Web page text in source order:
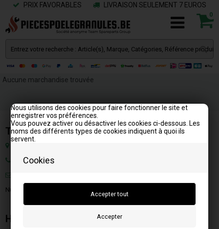
Cookies
Nous utilisons des cookies pour faire fonctionner le site et
enregistrer vos préférences.
Vous pouvez activer ou désactiver les cookies ci-dessous. Les
noms des différents types de cookies indiquent à quoi ils
servent.
PRIX FAVORABLES LIVRAISON SEULEMENT 7 EUROS
0
Aucune marchandise trouvée
Team SpareParts Group ApS
Tél: +33 1 83 79 00 18
Numéro Fiscal: DK-35862803
HEURES D'OUVERTURE